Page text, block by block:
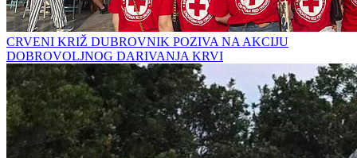
CRVENI KRIŽ DUBROVNIK POZIVA NA AKCIJU
DOBROVOLJNOG DARIVANJA KRVI